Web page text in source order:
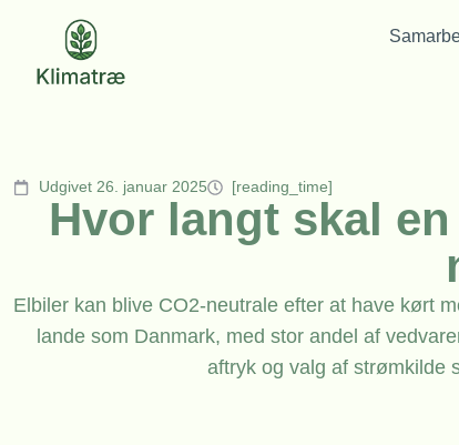
Udgivet 26. januar 2025 [reading_time]
Hvor langt skal
Elbiler kan blive CO2-neutrale efter at have kørt
lande som Danmark, med stor andel af
aftryk og valg af strømkilde